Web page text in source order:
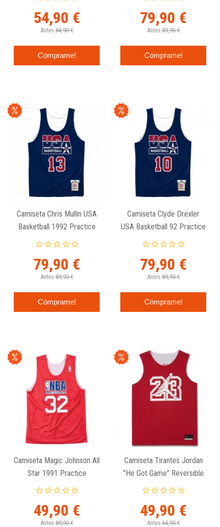
54,90 €
Antes 84,90 €
Cómprame!
79,90 €
Antes 89,90 €
Cómprame!
Camiseta Chris Mullin USA
Basketball 1992 Practice
Reversible - Mitchell And
79,90 €
Antes 89,90 €
Cómprame!
Camiseta Clyde Drexler
USA Basketball 92 Practice
Reversible - Mitchell And
79,90 €
Antes 89,90 €
Cómprame!
Camiseta Magic Johnson All
Star 1991 Practice
Reversible - Mitchell And
49,90 €
Antes 89,90 €
Camiseta Tirantes Jordan
"He Got Game" Reversible
Roja
49,90 €
Antes 64,90 €